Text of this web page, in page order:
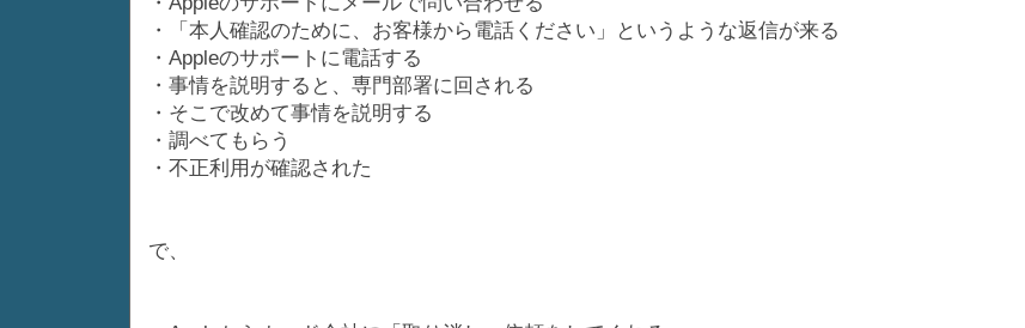
・「本人確認のために、お客様から電話ください」というような返信が来る
・Appleのサポートに電話する
・事情を説明すると、専門部署に回される
・そこで改めて事情を説明する
・調べてもらう
・不正利用が確認された
で、